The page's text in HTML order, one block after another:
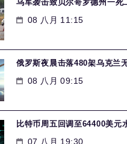
乌军袭击致贝尔哥罗德州一死
08 八月 11:15
俄罗斯夜晨击落480架乌克兰
08 八月 09:15
比特币周五回调至64400美元
07 八月 19:30